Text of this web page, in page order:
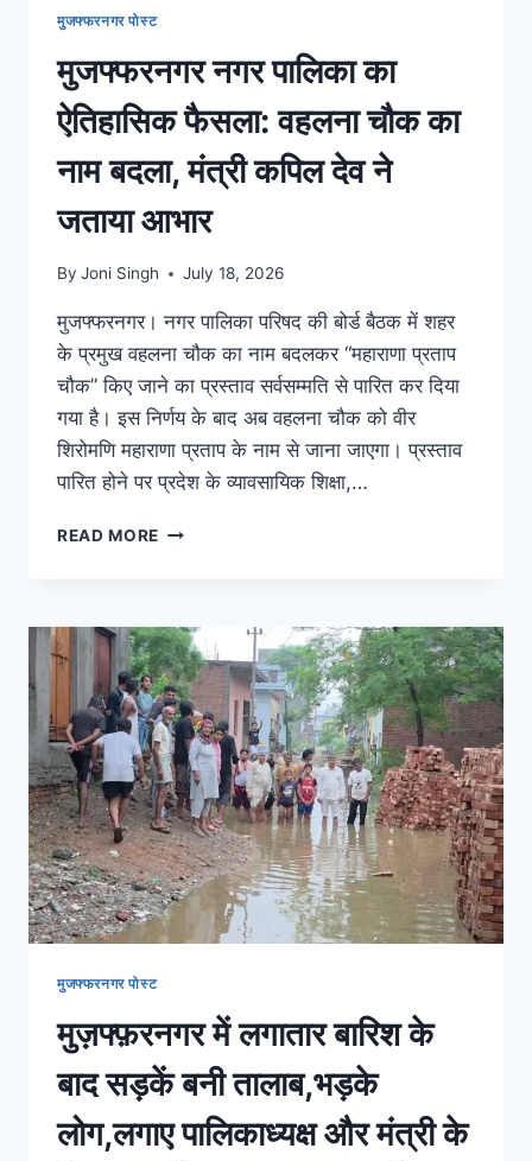
मुजफ्फरनगर पोस्ट
मुजफ्फरनगर नगर पालिका का
ऐतिहासिक फैसला: वहलना चौक का
नाम बदला, मंत्री कपिल देव ने
जताया आभार
By Joni Singh July 18, 2026
मुजफ्फरनगर। नगर पालिका परिषद की बोर्ड बैठक में शहर
के प्रमुख वहलना चौक का नाम बदलकर “महाराणा प्रताप
चौक” किए जाने का प्रस्ताव सर्वसम्मति से पारित कर दिया
गया है। इस निर्णय के बाद अब वहलना चौक को वीर
शिरोमणि महाराणा प्रताप के नाम से जाना जाएगा। प्रस्ताव
पारित होने पर प्रदेश के व्यावसायिक शिक्षा,…
READ MORE
मुजफ्फरनगर पोस्ट
मुज़फ्फ़रनगर में लगातार बारिश के
बाद सड़कें बनी तालाब,भड़के
लोग,लगाए पालिकाध्यक्ष और मंत्री के